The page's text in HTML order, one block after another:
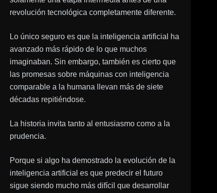
revolución tecnológica completamente diferente.
Lo único seguro es que la inteligencia artificial ha
avanzado más rápido de lo que muchos
imaginaban. Sin embargo, también es cierto que
las promesas sobre máquinas con inteligencia
comparable a la humana llevan más de siete
décadas repitiéndose.
La historia invita tanto al entusiasmo como a la
prudencia.
Porque si algo ha demostrado la evolución de la
inteligencia artificial es que predecir el futuro
sigue siendo mucho más difícil que desarrollar